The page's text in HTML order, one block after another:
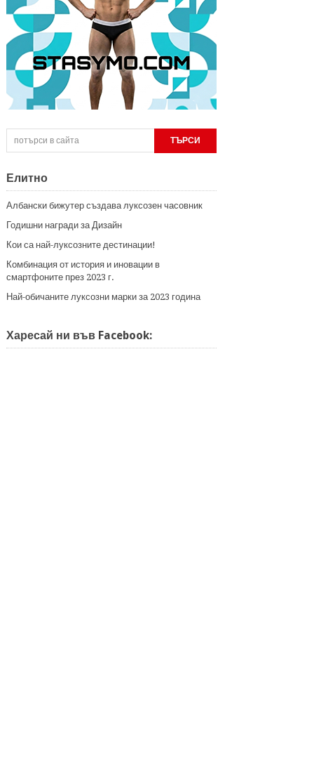
Елитно
Албански бижутер създава луксозен часовник
Годишни награди за Дизайн
Кои са най-луксозните дестинации!
Комбинация от история и иновации в
смартфоните през 2023 г.
Най-обичаните луксозни марки за 2023 година
Харесай ни във Facebook: